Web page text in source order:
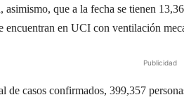
que a la fecha se tienen
encuentran en UCI con ventilación
Publicidad
de casos confirmados, 399,357